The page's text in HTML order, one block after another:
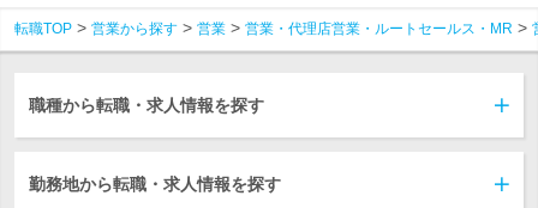
転職TOP 営業から探す 営業 営業・代理店営業・ルートセールス・MR
職種から転職・求人情報を探す
勤務地から転職・求人情報を探す